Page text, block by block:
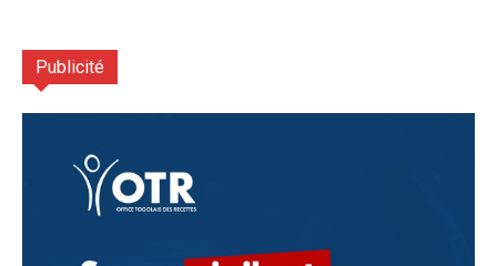
Publicité